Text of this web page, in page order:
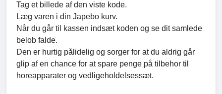
Tag et billede af den viste kode.
Læg varen i din Japebo kurv.
Når du går til kassen indsæt koden og se dit samlede
belob falde.
Den er hurtig pålidelig og sorger for at du aldrig går
glip af en chance for at spare penge på tilbehor til
horeapparater og vedligeholdelsessæt.